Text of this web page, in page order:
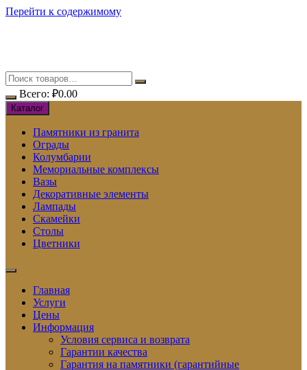
Перейти к содержимому
Всего: ₽0.00
Каталог
Памятники из гранита
Ограды
Колумбарии
Мемориальные комплексы
Вазы
Декоративные элементы
Лампады
Скамейки
Столы
Цветники
Главная
Услуги
Цены
Информация
Условия сервиса и возврата
Гарантии качества
Гарантия на памятники (гарантийные